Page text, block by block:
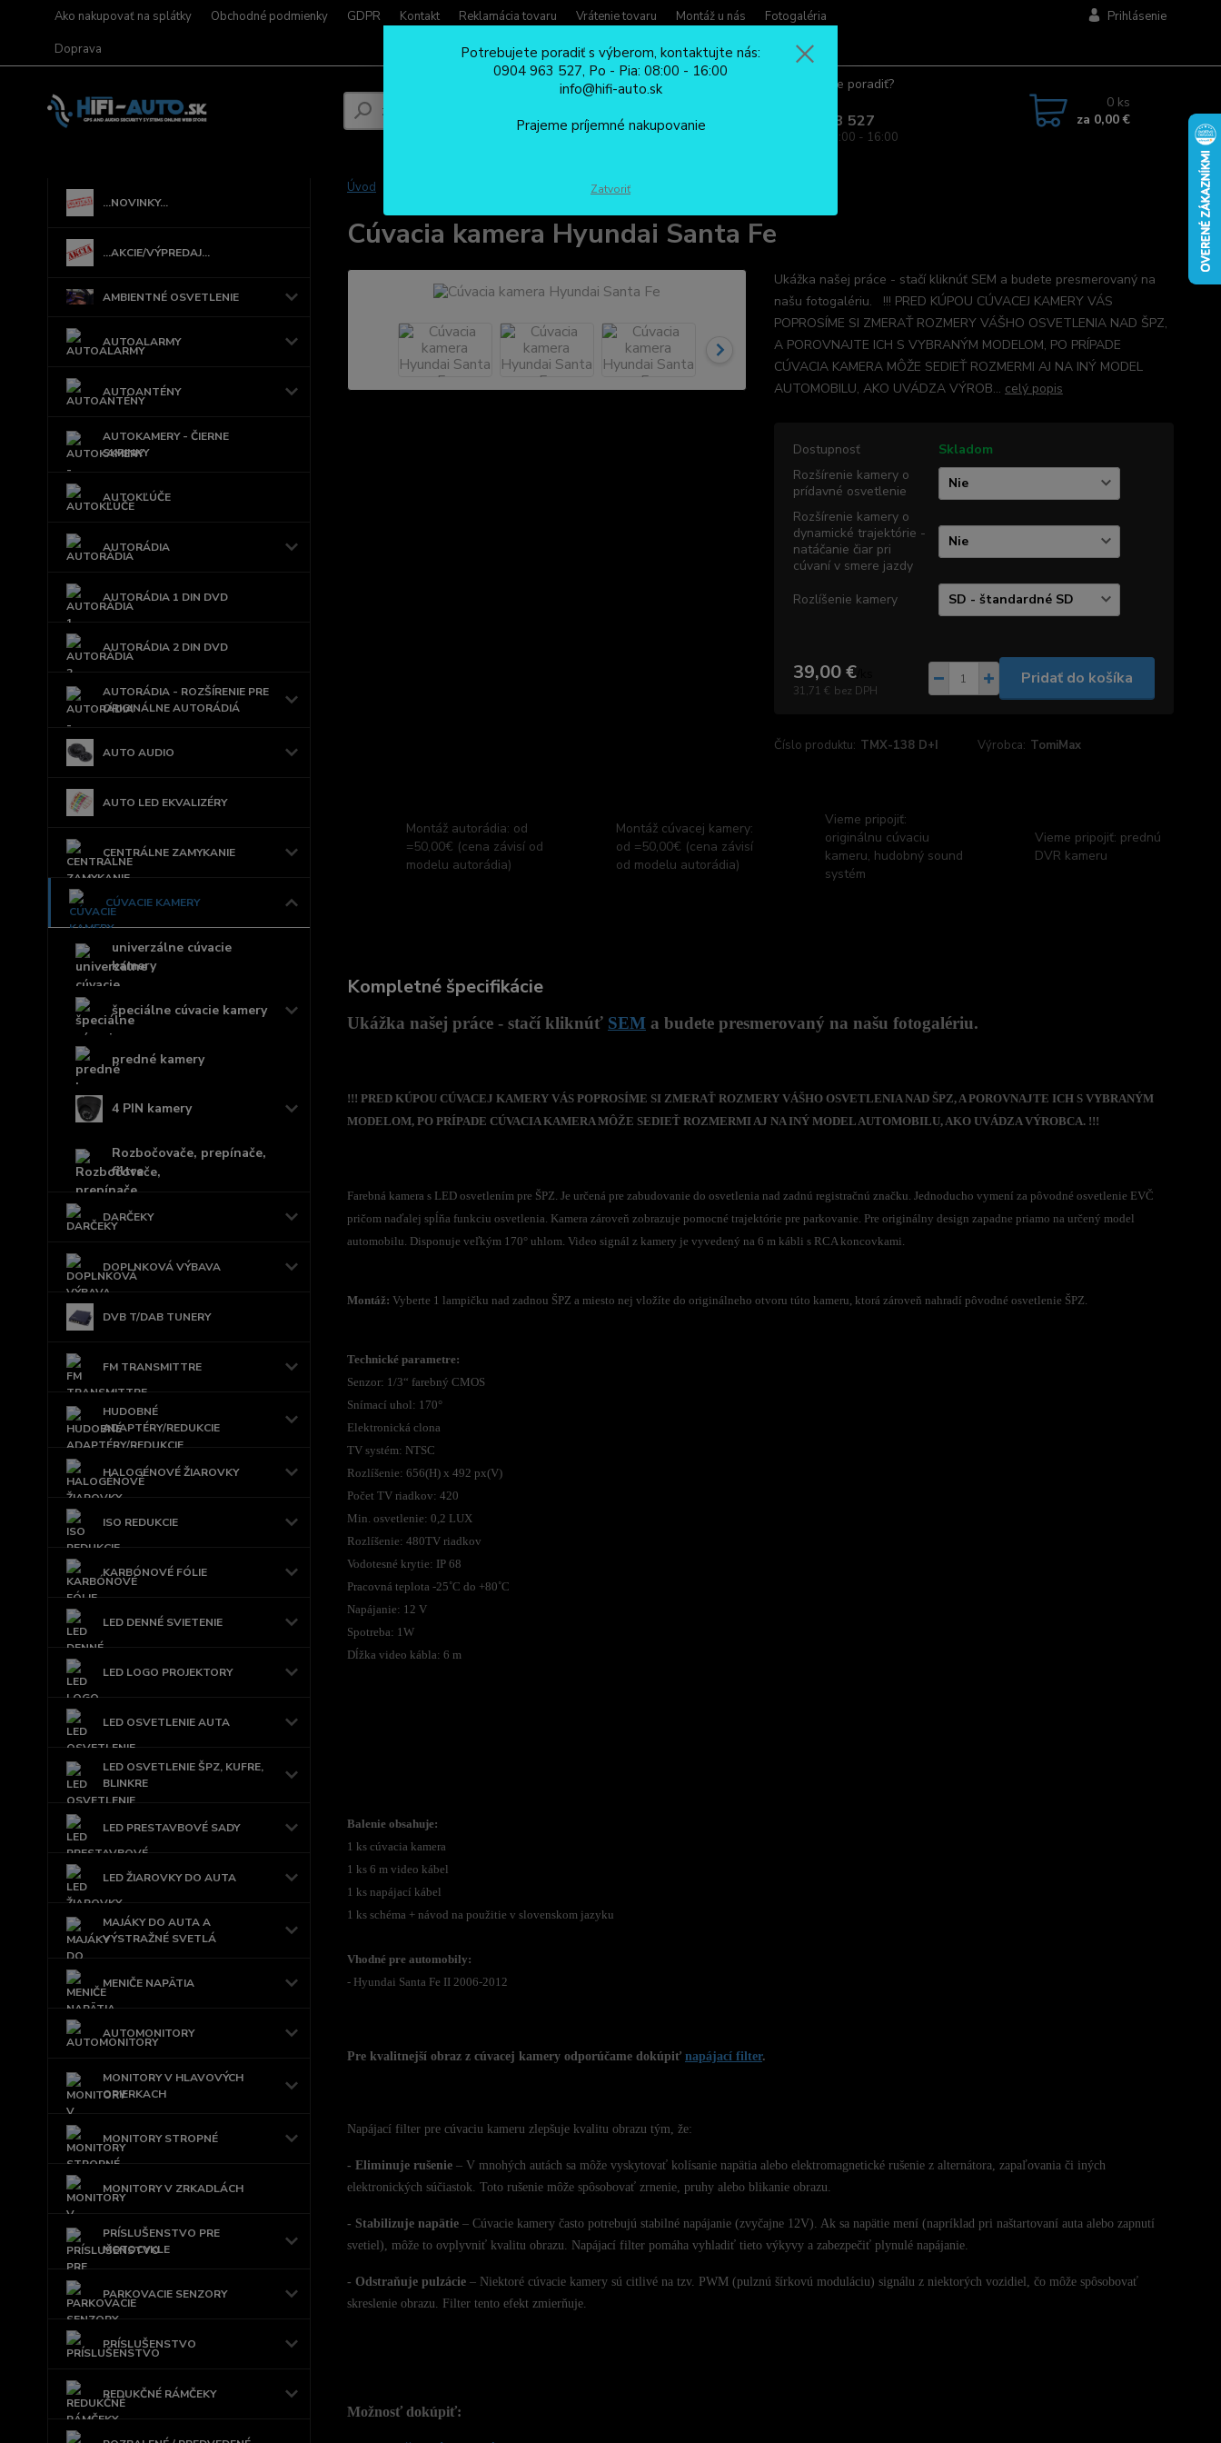
Ako nakupovať na splátky Obchodné podmienky GDPR Kontakt Reklamácia tovaru Vrátenie tovaru Montáž u nás
Fotogaléria
Doprava
Prihlásenie
Potrebujete poradiť?
0904 963 527
Po - Pia: 08:00 - 16:00
0 ks
za 0,00 €
...NOVINKY...
...AKCIE/VÝPREDAJ...
AMBIENTNÉ OSVETLENIE
AUTOALARMY
AUTOANTÉNY
AUTOKAMERY - ČIERNE
SKRINKY
AUTOKĽÚČE
AUTORÁDIA
AUTORÁDIA 1 DIN DVD
AUTORÁDIA 2 DIN DVD
AUTORÁDIA - ROZŠÍRENIE PRE
ORIGINÁLNE AUTORÁDIÁ
AUTO AUDIO
AUTO LED EKVALIZÉRY
CENTRÁLNE ZAMYKANIE
CÚVACIE KAMERY
univerzálne cúvacie
kamery
špeciálne cúvacie kamery
predné kamery
4 PIN kamery
Rozbočovače, prepínače,
filtre
DARČEKY
DOPLNKOVÁ VÝBAVA
DVB T/DAB TUNERY
FM TRANSMITTRE
HUDOBNÉ
ADAPTÉRY/REDUKCIE
HALOGÉNOVÉ ŽIAROVKY
ISO REDUKCIE
KARBÓNOVÉ FÓLIE
LED DENNÉ SVIETENIE
LED LOGO PROJEKTORY
LED OSVETLENIE AUTA
LED OSVETLENIE ŠPZ, KUFRE,
BLINKRE
LED PRESTAVBOVÉ SADY
LED ŽIAROVKY DO AUTA
MAJÁKY DO AUTA A
VÝSTRAŽNÉ SVETLÁ
MENIČE NAPÄTIA
AUTOMONITORY
MONITORY V HLAVOVÝCH
OPIERKACH
MONITORY STROPNÉ
MONITORY V ZRKADLÁCH
PRÍSLUŠENSTVO PRE
MOTOCYKLE
PARKOVACIE SENZORY
PRÍSLUŠENSTVO
REDUKČNÉ RÁMČEKY
Úvod Cúvacia kamera Hyundai Santa Fe
Cúvacia kamera Hyundai Santa Fe
Ukážka našej práce - stačí kliknúť SEM a budete presmerovaný na
našu fotogalériu. !!! PRED KÚPOU CÚVACEJ KAMERY VÁS
POPROSÍME SI ZMERAŤ ROZMERY VÁŠHO OSVETLENIA NAD ŠPZ,
A POROVNAJTE ICH S VYBRANÝM MODELOM, PO PRÍPADE
CÚVACIA KAMERA MÔŽE SEDIEŤ ROZMERMI AJ NA INÝ MODEL
AUTOMOBILU, AKO UVÁDZA VÝROB... celý popis
Dostupnosť
Skladom
Rozšírenie kamery o
prídavné osvetlenie
Rozšírenie kamery o
dynamické trajektórie -
natáčanie čiar pri
cúvaní v smere jazdy
Rozlíšenie kamery
39,00 €/
31,71 € bez DPH
Pridať do košíka
Číslo produktu: TMX-138 D+I Výrobca: TomiMax
Montáž autorádia: od
=50,00€ (cena závisí od
modelu autorádia)
Montáž cúvacej kamery:
od =50,00€ (cena závisí
od modelu autorádia)
Vieme pripojiť:
originálnu cúvaciu
kameru, hudobný sound
systém
Vieme pripojiť: prednú
DVR kameru
Kompletné špecifikácie
Ukážka našej práce - stačí kliknúť SEMa budete presmerovaný na našu fotogalériu.
!!! PRED KÚPOU CÚVACEJ KAMERY VÁS POPROSÍME SI ZMERAŤ ROZMERY VÁŠHO OSVETLENIA NAD ŠPZ, A POROVNAJTE ICH S VYBRANÝM
MODELOM, PO PRÍPADE CÚVACIA KAMERA MÔŽE SEDIEŤ ROZMERMI AJ NA INÝ MODEL AUTOMOBILU, AKO UVÁDZA VÝROBCA. !!!
Farebná kamera s LED osvetlením pre ŠPZ. Je určená pre zabudovanie do osvetlenia nad zadnú registračnú značku. Jednoducho vymení za pôvodné osvetlenie EVČ
pričom naďalej spĺňa funkciu osvetlenia. Kamera zároveň zobrazuje pomocné trajektórie pre parkovanie. Pre originálny design zapadne priamo na určený model
automobilu. Disponuje veľkým 170° uhlom. Video signál z kamery je vyvedený na 6 m kábli s RCA koncovkami.
Montáž: Vyberte 1 lampičku nad zadnou ŠPZ a miesto nej vložíte do originálneho otvoru túto kameru, ktorá zároveň nahradí pôvodné osvetlenie ŠPZ.
Technické parametre:
Senzor: 1/3“ farebný CMOS
Snímací uhol: 170°
Elektronická clona
TV systém: NTSC
Rozlíšenie: 656(H) x 492 px(V)
Počet TV riadkov: 420
Min. osvetlenie: 0,2 LUX
Rozlíšenie: 480TV riadkov
Vodotesné krytie: IP 68
Pracovná teplota -25˚C do +80˚C
Napájanie: 12 V
Spotreba: 1W
Dĺžka video kábla: 6 m
Balenie obsahuje:
1 ks cúvacia kamera
1 ks 6 m video kábel
1 ks napájací kábel
1 ks schéma + návod na použitie v slovenskom jazyku
Vhodné pre automobily:
- Hyundai Santa Fe II 2006-2012
Pre kvalitnejší obraz z cúvacej kamery odporúčame dokúpiť napájací filter.
Napájací filter pre cúvaciu kameru zlepšuje kvalitu obrazu tým, že:
- Eliminuje rušenie– V mnohých autách sa môže vyskytovať kolísanie napätia alebo elektromagnetické rušenie z alternátora, zapaľovania či iných
elektronických súčiastok. Toto rušenie môže spôsobovať zrnenie, pruhy alebo blikanie obrazu.
- Stabilizuje napätie– Cúvacie kamery často potrebujú stabilné napájanie (zvyčajne 12V). Ak sa napätie mení (napríklad pri naštartovaní auta alebo zapnutí
svetiel), môže to ovplyvniť kvalitu obrazu. Napájací filter pomáha vyhladiť tieto výkyvy a zabezpečiť plynulé napájanie.
- Odstraňuje pulzácie– Niektoré cúvacie kamery sú citlivé na tzv. PWM (pulznú šírkovú moduláciu) signálu z niektorých vozidiel, čo môže spôsobovať
skreslenie obrazu. Filter tento efekt zmierňuje.
Možnosť dokúpiť:
Potrebujete poradiť s výberom, kontaktujte nás:
0904 963 527, Po - Pia: 08:00 - 16:00
info@hifi-auto.sk
Prajeme príjemné nakupovanie
Zatvoriť